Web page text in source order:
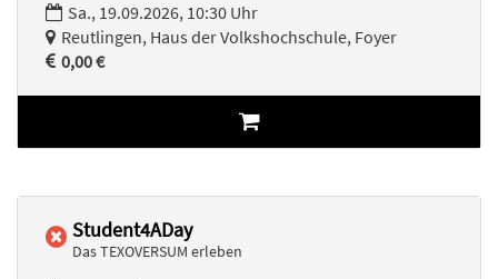
Sa., 19.09.2026, 10:30 Uhr
Reutlingen, Haus der Volkshochschule, Foyer
0,00 €
Student4ADay
Das TEXOVERSUM erleben